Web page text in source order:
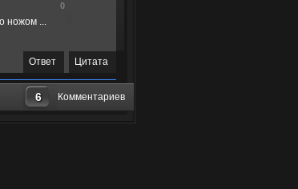
0
ножом ...
Ответ Цитата
6 Комментариев